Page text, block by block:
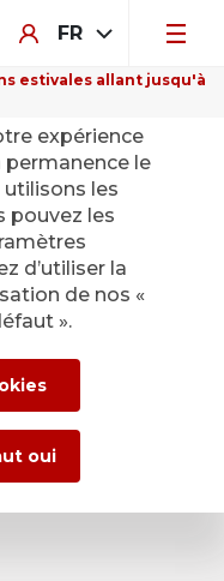
FR
estivales allant jusqu'à
les
les
de
des
expérience
le
les
pouvez les
d’utiliser la
de nos «
».
oui